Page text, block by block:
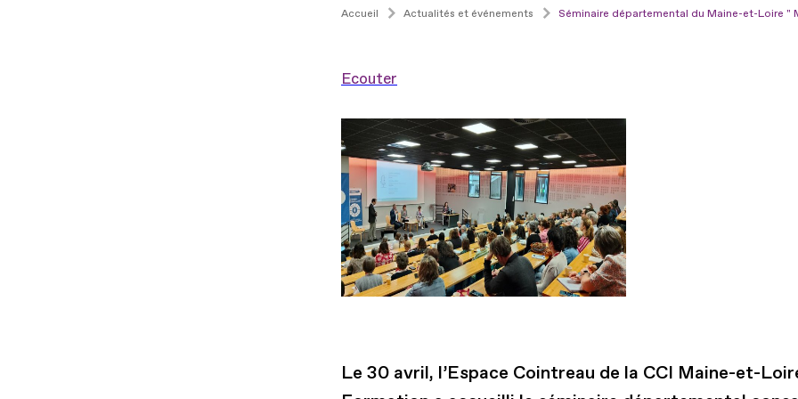
Accueil Actualités et événements Séminaire départemental du Maine-et-Loire "
Ecouter
Le 30 avril, l’Espace Cointreau de la CCI Maine-et-